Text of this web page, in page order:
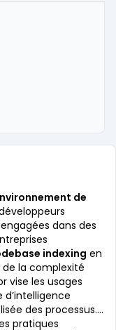
de
dans des
indexing en
la complexité
vise les usages
d’intelligence
des processus. Il
pratiques